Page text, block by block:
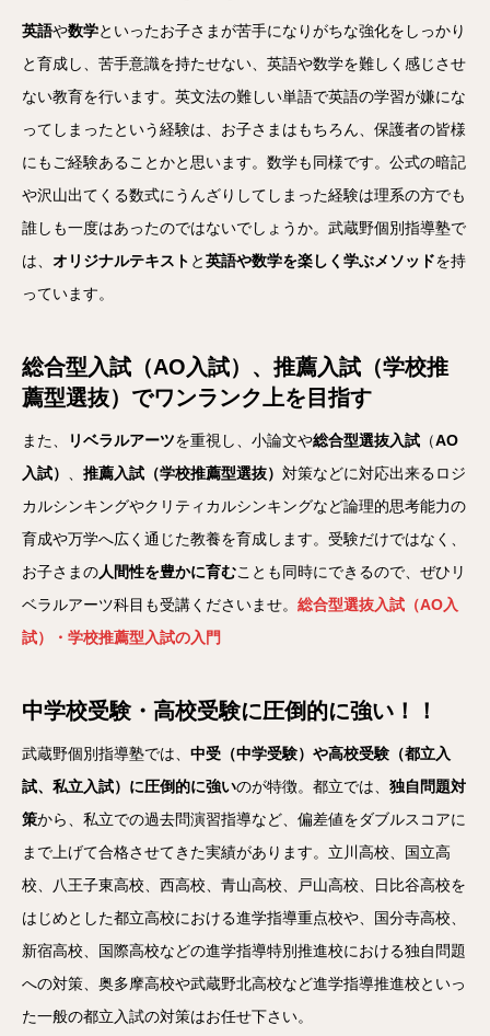
英語や数学といったお子さまが苦手になりがちな強化をしっかり
と育成し、苦手意識を持たせない、英語や数学を難しく感じさせ
ない教育を行います。英文法の難しい単語で英語の学習が嫌にな
ってしまったという経験は、お子さまはもちろん、保護者の皆様
にもご経験あることかと思います。数学も同様です。公式の暗記
や沢山出てくる数式にうんざりしてしまった経験は理系の方でも
誰しも一度はあったのではないでしょうか。武蔵野個別指導塾で
は、 オリジナルテキスト と英語や数学を楽しく学ぶメソッドを持
っています。
総合型入試（AO入試）、推薦入試（学校推
薦型選抜）でワンランク上を目指す
また、 リベラルアーツを重視し、小論文や総合型選抜入試 （AO
入試）
推薦入試（学校推薦型選抜） 対策などに対応出来るロジ
カルシンキングやクリティカルシンキングなど論理的思考能力の
育成や万学へ広く通じた教養を育成します。受験だけではなく、
お子さまの人間性を豊かに育むことも同時にできるので、ぜひリ
ベラルアーツ科目も受講くださいませ。 総合型選抜入試（AO入
試）・学校推薦型入試の入門
中学校受験・高校受験に圧倒的に強い！！
武蔵野個別指導塾では、 中受（中学受験）や高校受験（都立入
試、私立入試）に圧倒的に強いのが特徴。都立では、 独自問題対
策から、私立での過去問演習指導など、偏差値をダブルスコアに
まで上げて合格させてきた実績があります。立川高校、国立高
校、八王子東高校、西高校、青山高校、戸山高校、日比谷高校を
はじめとした都立高校における進学指導重点校や、国分寺高校、
新宿高校、国際高校などの進学指導特別推進校における独自問題
への対策、奥多摩高校や武蔵野北高校など進学指導推進校といっ
た一般の都立入試の対策はお任せ下さい。